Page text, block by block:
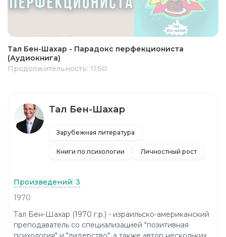
Тал Бен-Шахар - Парадокс перфекциониста
(Аудиокнига)
Продолжительность: 11:50
Тал Бен-Шахар
Зарубежная литература
Книги по психологии Личностный рост
Произведений: 3
1970
Тал Бен-Шахар (1970 г.р.) - израильско-американский
преподаватель со специализацией "позитивная